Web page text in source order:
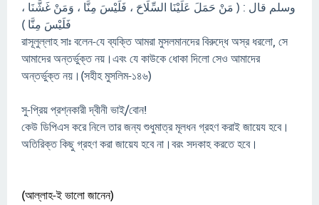
وسلم قال : ( مَنْ حَمَلَ عَلَيْنَا السِّلَاحَ ، فَلَيْسَ مِنَّا ، وَمَنْ غَشَّنَا ،
রাসূলুল্লাহ সাঃ বলেন-যে ব্যক্তি আমরা মুসলমানদের বিরুদ্ধে অস্র ধরলো, সে
আমাদের অন্তর্ভুক্ত নয়।এবং যে কাউকে ধোকা দিলো সেও আমাদের
অন্তর্ভুক্ত নয়।(সহীহ মুসলিম-১৪৬)
সু-প্রিয় প্রশ্নকারী দ্বীনী ভাই/বোন!
কেউ ডিপিএস করে নিলে তার জন্য শুধুমাত্র মূলধন গ্রহণ করাই জায়েয হবে।
অতিরিক্ত কিছু গ্রহণ করা জায়েয হবে না।বরং সদকাহ করতে হবে।
(আল্লাহ-ই ভালো জানেন)